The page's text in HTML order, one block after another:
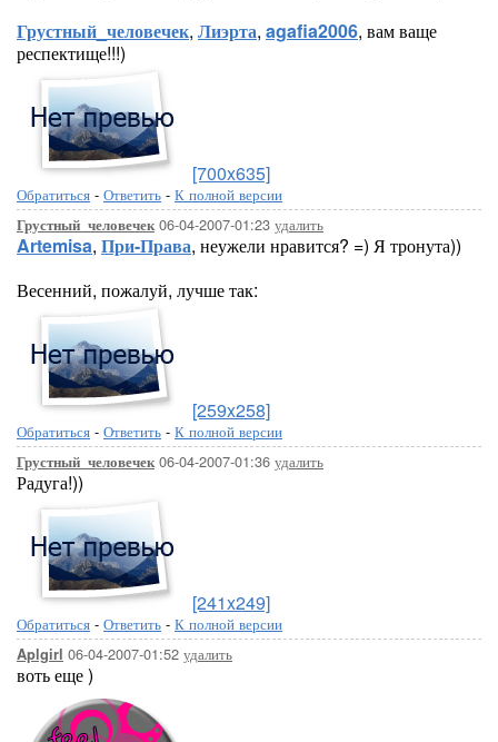
Грустный_человечек, Лиэрта, agafia2006, вам ваще
респектище!!!)
[700x635]
Обратиться - Ответить - К полной версии
Грустный_человечек06-04-2007-01:23 удалить
Artemisa, При-Права, неужели нравится? =) Я тронута))
Весенний, пожалуй, лучше так:
[259x258]
Обратиться - Ответить - К полной версии
Грустный_человечек06-04-2007-01:36 удалить
Радуга!))
[241x249]
Обратиться - Ответить - К полной версии
Aplgirl 06-04-2007-01:52 удалить
воть еще )